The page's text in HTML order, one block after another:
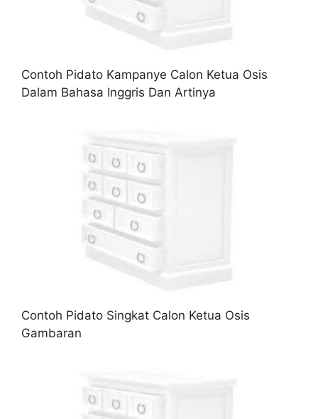
Contoh Pidato Kampanye Calon Ketua Osis
Dalam Bahasa Inggris Dan Artinya
Contoh Pidato Singkat Calon Ketua Osis
Gambaran